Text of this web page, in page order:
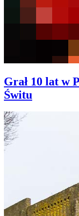
Grał 10 lat w
Świtu